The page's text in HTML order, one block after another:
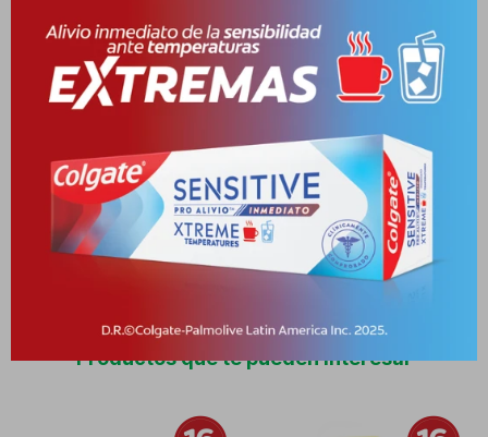
Descripción
INDICACIONES ECZEMAS, DERMATITIS DE CONTACTO ALÉRGICA,
DERMATITIS ATÓPICA, NEURODERMATITIS, DERMATITIS
SEBORREICA. REACCIONES AL
Productos que te pueden interesar